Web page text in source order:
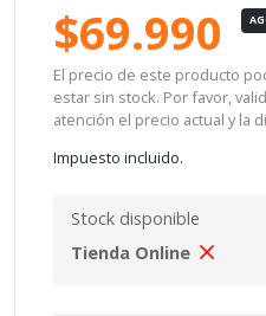
$69.990
El precio de este producto
estar sin stock. Por favor,
atención el precio actual y la
Impuesto incluido.
Stock disponible
Tienda Online